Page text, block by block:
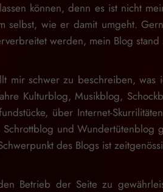
können, denn es ist nicht
selbst, wie er damit umgeht.
werden, mein Blog stand
mir schwer zu beschreiben, was
Kulturblog, Musikblog,
über Internet-
Schrottblog und Wundertütenblog
des Blogs ist
Betrieb der Seite zu